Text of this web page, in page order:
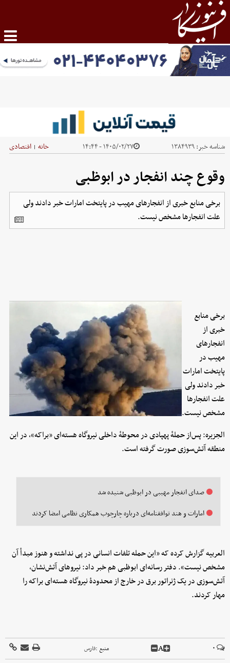
شناسه خبر:۱۳۸۴۹۳۹ ۱۴۰۵/۰۲/۲۷ - ۱۴:۴۴ خانه | اقتصادی
وقوع چند انفجار در ابوظبی
برخی منابع خبری از انفجارهای مهیب در پایتخت امارات خبر دادند ولی
علت انفجارها مشخص نیست.
برخی منابع
خبری از
انفجارهای
مهیب در
پایتخت امارات
خبر دادند ولی
علت انفجارها
مشخص نیست.
الجزیره: پس‌از حملهٔ پهپادی در محوطهٔ داخلی نیروگاه هسته‌ای «براکه»، در این
منطقه آتش‌سوزی صورت گرفته است.
صدای انفجار مهیبی در ابوظبی شنیده شد
امارات و هند توافقنامه‌ای درباره چارچوب همکاری نظامی امضا کردند
العربیه گزارش کرده که «این حمله تلفات انسانی در پی نداشته و هنوز مبدأ آن
مشخص نیست». دفتر رسانه‌ای ابوظبی هم خبر داد: نیروهای آتش‌نشان،
آتش‌سوزی در یک ژنراتور برق در خارج از محدودهٔ نیروگاه هسته‌ای براکه را
مهار کردند.
۰ A منبع :فارس